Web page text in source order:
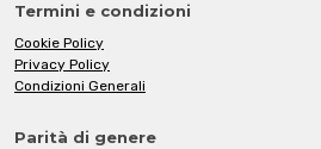
Termini e condizioni
Cookie Policy
Privacy Policy
Condizioni Generali
Parità di genere